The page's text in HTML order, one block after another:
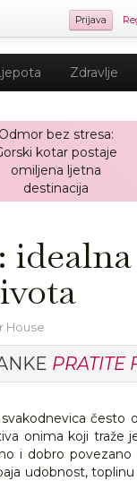
Prijava
Zdravlje
Odmor bez stresa:
kotar postaje
omiljena ljetna
destinacija
House
PRATITE
često
onima koji traže
i dobro
udobnost,